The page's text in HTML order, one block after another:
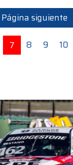
Página siguiente
7 8 9 10